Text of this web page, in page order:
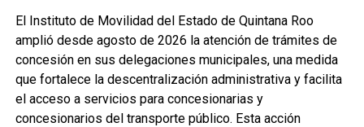
Recibe las noticias al instante
Únete al canal oficial de WhatsApp de
Quinto Podery recibe las noticias más
importantes de Quintana Roo directamente
en tu teléfono.
El Instituto de Movilidad del Estado de Quintana Roo
amplió desde agosto de 2026 la atención de trámites de
concesión en sus delegaciones municipales, una medida
que fortalece la descentralización administrativa y facilita
el acceso a servicios para concesionarias y
concesionarios del transporte público. Esta acción